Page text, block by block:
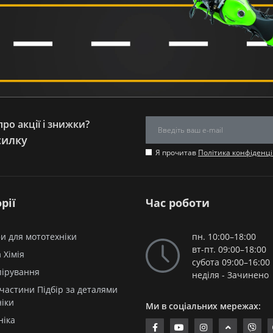
акції і знижки?
Я прочитав Політика
для мототехніки
Підбір за деталями
Час роботи
пн. 10:00–18:00
вт-пт. 09:00–18:00
субота 09:00–16:00
неділя - Зачинено
Ми в соціальних мережах: